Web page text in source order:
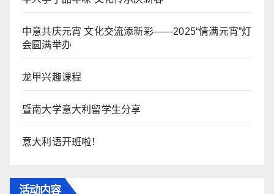
中意共庆元宵 文化交流添新彩——2025“情满元宵”灯
会圆满举办
龙甲兴趣课程
暨南大学意大利留学生分享
意大利语开班啦！
活动内容